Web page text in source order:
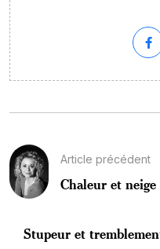
Article précédent
Chaleur et
Stupeur et